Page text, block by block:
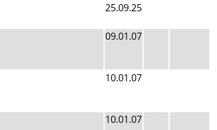
25.09.25
09.01.07
10.01.07
10.01.07